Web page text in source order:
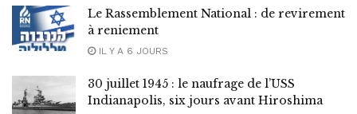
Le Rassemblement National : de revirement
à reniement
IL Y A 6 JOURS
30 juillet 1945 : le naufrage de l’USS
Indianapolis, six jours avant Hiroshima